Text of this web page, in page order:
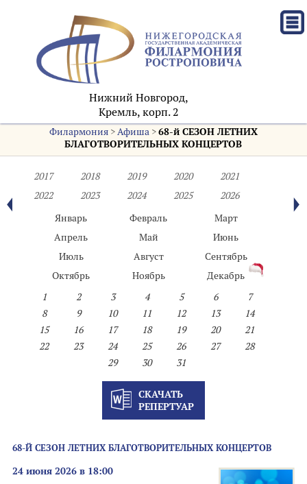
Нижний Новгород,
Кремль, корп. 2
Филармония>Афиша>68-й СЕЗОН ЛЕТНИХ
БЛАГОТВОРИТЕЛЬНЫХ КОНЦЕРТОВ
2017 2018 2019 2020
2021
2022
2023 2024 2025
2026
Январь
Февраль
Март
Апрель
Май
Июнь
Июль
Август
Сентябрь
Октябрь
Ноябрь
Декабрь
1
2 3 4 5 6
7
8
9 10 11 12 13
14
15
16 17 18 19 20
21
22
23 24 25 26 27
28
29
30 31
СКАЧАТЬ
РЕПЕРТУАР
68-Й СЕЗОН ЛЕТНИХ БЛАГОТВОРИТЕЛЬНЫХ КОНЦЕРТОВ
24 июня 2026 в 18:00